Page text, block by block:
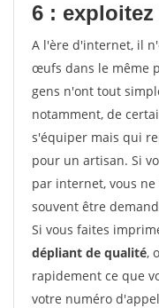
6 :
A l'ère d'internet, il
œufs dans le même
gens n'ont tout
notamment, de
s'équiper mais qui
pour un artisan. Si
par internet, vous
souvent être
Si vous faites
dépliant de qualité,
rapidement ce que
votre numéro